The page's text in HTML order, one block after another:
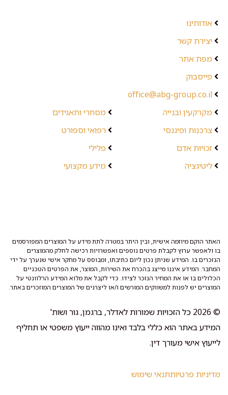
אודותינו
יצירת קשר
מפת אתר
פייסבוק
office@abg-group.co.il
מקרקעין ובנייה
צרכנות ופיננסי
זכויות אדם
ליטיגציה
מסחרי ותאגידים
רפואי וספורט
פלילי
מידע מקצועי
האתר הוקם מיוזמה אישית, ובין היתר במטרה לתת מידע על המוצרים המפורסמים
בו ולאפשר ערוץ לקבלת פרטים נוספים ואפשרויות רכישה לחלק מהמוצרים
הנזכרים בו. המידע שניתן נכון ליום כתיבתו, ומבוסס על מחקר אישי שנערך על ידי
המחבר. המידע איננו מייצג בהכרח את השירות, המוצר, את הפרטים הטכניים
הכלולים בו או את המחיר הנזכר לצידו. כדי לקבל את מלוא המידע הרלוונטי על
המוצרים יש לפנות למשווקים המורשים ו/או ליצרנים של המוצרים המוזכרים באתר.
© 2026 כל הזכויות שמורות לאדלר, ברגמן, גור ושות'
המידע באתר הוא כללי בלבד ואינו מהווה ייעוץ משפטי או תחליף
לייעוץ אישי מעורך דין.
מדיניות פרטיותתנאי שימוש